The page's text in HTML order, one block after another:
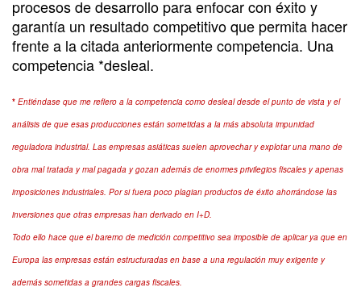
procesos de desarrollo para enfocar con éxito y
garantía un resultado competitivo que permita hacer
frente a la citada anteriormente competencia. Una
competencia *desleal.
* Entiéndase que me refiero a la competencia como desleal desde el punto de vista y el
análisis de que esas producciones están sometidas a la más absoluta impunidad
reguladora industrial. Las empresas asiáticas suelen aprovechar y explotar una mano de
obra mal tratada y mal pagada y gozan además de enormes privilegios fiscales y apenas
imposiciones industriales. Por si fuera poco plagian productos de éxito ahorrándose las
inversiones que otras empresas han derivado en I+D.
Todo ello hace que el baremo de medición competitivo sea imposible de aplicar ya que en
Europa las empresas están estructuradas en base a una regulación muy exigente y
además sometidas a grandes cargas fiscales.